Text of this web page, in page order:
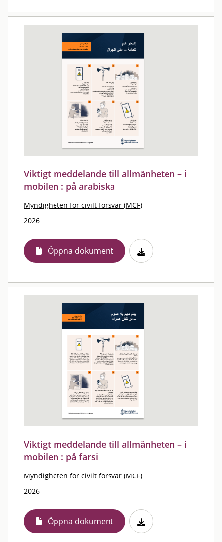
Viktigt meddelande till allmänheten – i
mobilen : på arabiska
Myndigheten för civilt försvar (MCF)
2026
Öppna dokument
Viktigt meddelande till allmänheten – i
mobilen : på farsi
Myndigheten för civilt försvar (MCF)
2026
Öppna dokument